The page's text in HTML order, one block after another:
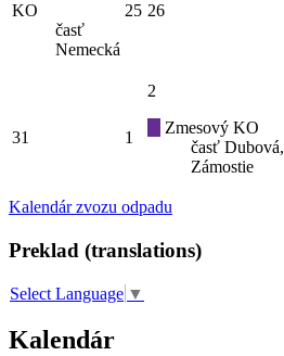
KO
časť
Nemecká
25 26
31 1
2
Zmesový KO
časť Dubová,
Zámostie
Kalendár zvozu odpadu
Preklad (translations)
Select Language ▼
Kalendár